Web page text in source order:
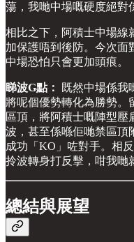
蕩，我哋中場嘅硬度絕對
相比之下，阿積士中場線
加保護唔到後防。今次面
中場恐怕只會更加頭痕。
睇波G點：
既然中場係我
將呢個優勢轉化為勝勢。
區頂，將阿積士嘅陣型壓
波，甚至係喺佢哋禁區頂
成功「KO」咗對手。相
拎波轉身打反擊，咁我哋
總結與展望